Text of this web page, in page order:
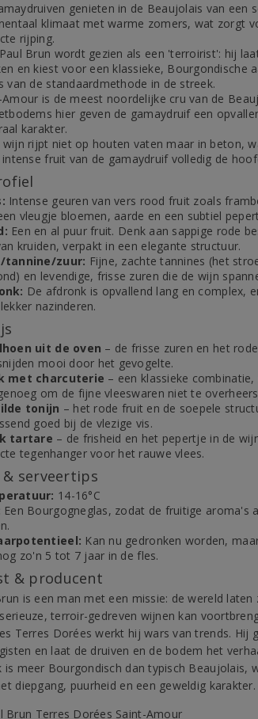
genieten in de Beaujolais van een
klimaat met warme zomers, wat zorgt
rijping.
Paul Brun wordt gezien als een 'terroirist': hij
en kiest voor een klassieke, Bourgondische
van de standaardmethode in de streek.
Amour is de meest noordelijke cru van de
hier geven de gamaydruif een
karakter.
wijn rijpt niet op houten vaten maar in beton,
intense fruit van de gamaydruif volledig de
Intense geuren van vers rood fruit zoals
vleugje bloemen, aarde en een subtiel
Een en al puur fruit. Denk aan sappige rode
kruiden, verpakt in een elegante structuur.
tannine/zuur: Fijne, zachte tannines (het
en levendige, frisse zuren die de wijn
De afdronk is opvallend lang en complex,
nazinderen.
uit de oven – de frisse zuren en het
mooi door het gevogelte.
met charcuterie – een klassieke combinatie,
om de fijne vleeswaren niet te
tonijn – het rode fruit en de soepele
goed bij de vlezige vis.
tartare – de frisheid en het pepertje in de
tegenhanger voor het rauwe vlees.
serveertips
14-16°C
Een Bourgogneglas, zodat de fruitige aroma's
Kan nu gedronken worden,
zo'n 5 tot 7 jaar in de fles.
& producent
is een man met een missie: de wereld laten
terroir-gedreven wijnen kan
Terres Dorées werkt hij wars van trends. Hij
en laat de druiven en de bodem het
is meer Bourgondisch dan typisch Beaujolais,
diepgang, puurheid en een geweldig karakter.